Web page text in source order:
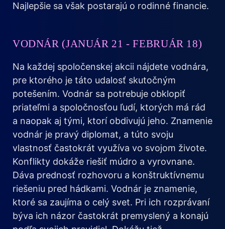
Najlepšie sa však postarajú o rodinné financie.
VODNÁR (JANUÁR 21 - FEBRUÁR 18)
Na každej spoločenskej akcii nájdete vodnára,
pre ktorého je táto udalosť skutočným
potešením. Vodnár sa potrebuje obklopiť
priateľmi a spoločnosťou ľudí, ktorých má rád
a naopak aj tými, ktorí obdivujú jeho. Znamenie
vodnár je pravý diplomat, a túto svoju
vlastnosť častokrát využíva vo svojom živote.
Konflikty dokáže riešiť múdro a vyrovnane.
Dáva prednosť rozhovoru a konštruktívnemu
riešeniu pred hádkami. Vodnár je znamenie,
ktoré sa zaujíma o celý svet. Pri ich rozprávaní
býva ich názor častokrát premyslený a konajú